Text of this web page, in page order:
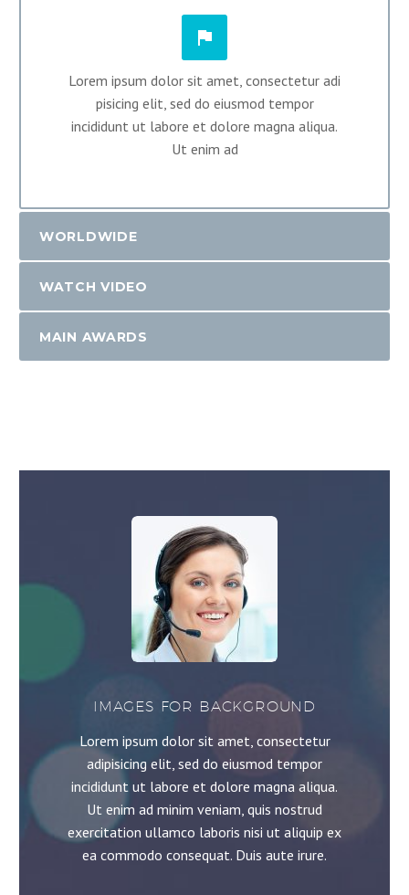


Lorem ipsum dolor sit amet, consectetur adi
pisicing elit, sed do eiusmod tempor
incididunt ut labore et dolore magna aliqua.
Ut enim ad
WORLDWIDE
WATCH VIDEO
MAIN AWARDS
IMAGES FOR BACKGROUND
Lorem ipsum dolor sit amet, consectetur
adipisicing elit, sed do eiusmod tempor
incididunt ut labore et dolore magna aliqua.
Ut enim ad minim veniam, quis nostrud
exercitation ullamco laboris nisi ut aliquip ex
ea commodo consequat. Duis aute irure.